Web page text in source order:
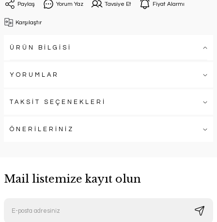
Paylaş Yorum Yaz Tavsiye Et Fiyat Alarmı
Karşılaştır
ÜRÜN BİLGİSİ
YORUMLAR
TAKSİT SEÇENEKLERİ
ÖNERİLERİNİZ
Mail listemize kayıt olun